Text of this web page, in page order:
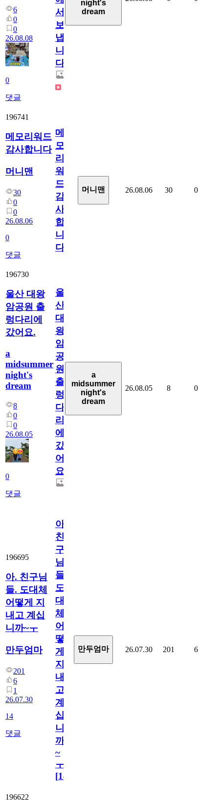
6
0
0
26.08.08
0
댓글
서
보
냅
니
다.
night's
dream
196741
메모리워드
감사합니다
머니맨
30
0
0
26.08.06
0
댓글
메
모
리
워
드
감
사
합
니
다
머니맨 26.08.06 30 0
196730
울산 대왕
암공원 출
렁다리에
갔어요.
a
midsummer
night's
dream
8
0
0
26.08.05
0
댓글
울
산
대
왕
암
공
원
출
렁
다
리
에
갔
어
요.
a
midsummer
night's
dream
26.08.05 8 0
196695
아. 친구님
들. 도대체
어떻게 지
내고 계십
니까~ㅜ
만두엄마
201
6
1
26.07.30
14
댓글
아.
친
구
님
들.
도
대
체
어
떻
게
지
내
고
계
십
니
까
~
ㅜ
[14
만두엄마 26.07.30 201 6
196622